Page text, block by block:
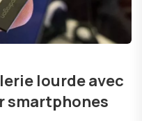
lourde avec
smartphones